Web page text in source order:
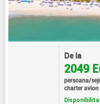
De la
2049
persoana/
charter avion